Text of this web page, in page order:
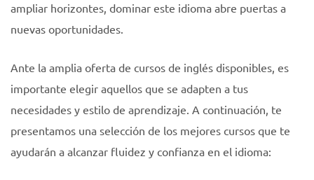
ampliar horizontes, dominar este idioma abre puertas a
nuevas oportunidades.
Ante la amplia oferta de cursos de inglés disponibles, es
importante elegir aquellos que se adapten a tus
necesidades y estilo de aprendizaje. A continuación, te
presentamos una selección de los mejores cursos que te
ayudarán a alcanzar fluidez y confianza en el idioma: